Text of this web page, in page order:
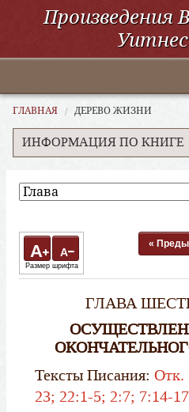
Произведения
Главная
По алфавиту
Электронные книги
ССУО
ГЛАВНАЯ ДЕРЕВО ЖИЗНИ
ИНФОРМАЦИЯ ПО КНИГЕ
A A
Размер шрифта
«
ГЛАВА
Тексты Писания: Отк.
23; 22:1-5; 2:7; 7:14-